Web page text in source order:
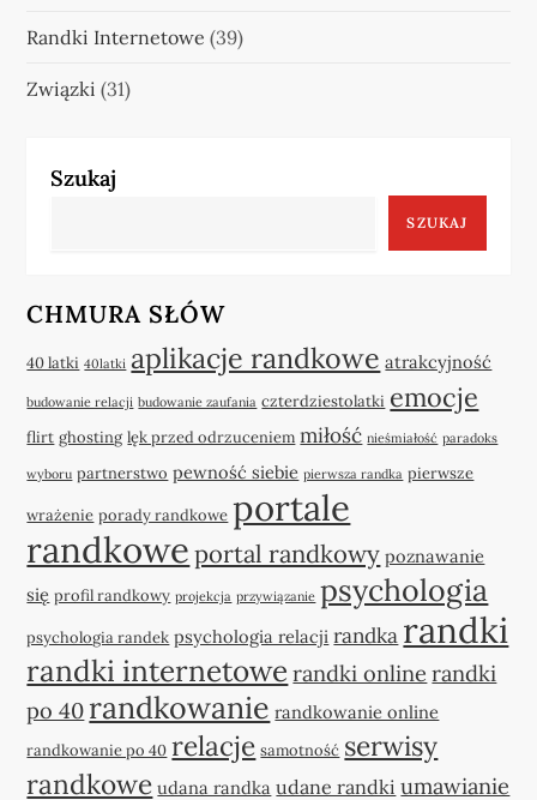
Randki Internetowe (39)
Związki (31)
Szukaj
SZUKAJ
CHMURA SŁÓW
40 latki 40latki aplikacje randkowe atrakcyjność
budowanie relacji budowanie zaufania czterdziestolatki emocje
flirt ghosting lęk przed odrzuceniem miłość nieśmiałość paradoks
wyboru partnerstwo pewność siebie pierwsza randka pierwsze
wrażenie porady randkowe portale
randkowe portal randkowy poznawanie
się profil randkowy projekcja przywiązanie psychologia
psychologia randek psychologia relacji randka randki
randki internetowe randki online randki
po 40 randkowanie randkowanie online
randkowanie po 40 relacje samotność serwisy
randkowe udana randka udane randki umawianie